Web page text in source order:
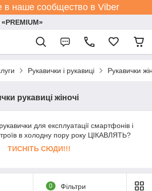
в наше сообщество в Viber
Рукавички і рукавиці Рукавички
рукавиці жіночі
для експлуатації смартфонів і
в холодну пору року ЦІКАВЛЯТЬ?
ТИСНІТЬ СЮДИ!!!
0 Фільтри